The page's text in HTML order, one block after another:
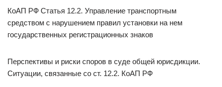
КоАП РФ Статья 12.2. Управление транспортным
средством с нарушением правил установки на нем
государственных регистрационных знаков
Перспективы и риски споров в суде общей юрисдикции.
Ситуации, связанные со ст. 12.2. КоАП РФ